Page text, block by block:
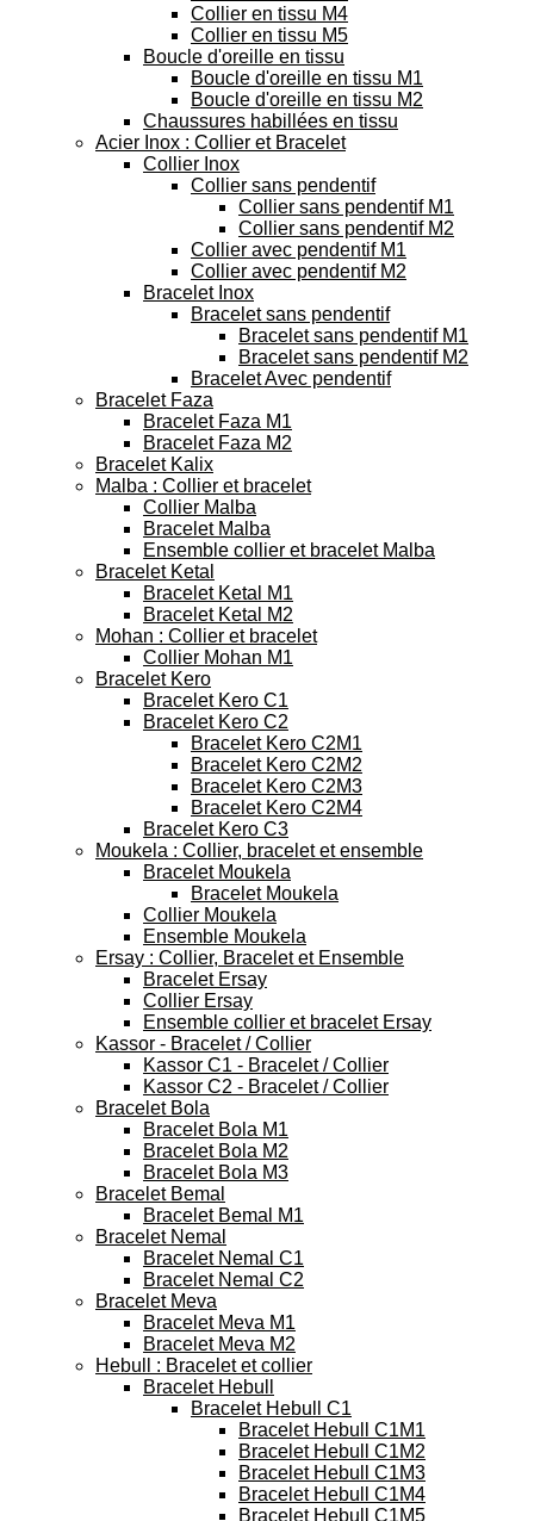
Collier en tissu M4
Collier en tissu M5
Boucle d'oreille en tissu
Boucle d'oreille en tissu M1
Boucle d'oreille en tissu M2
Chaussures habillées en tissu
Acier Inox : Collier et Bracelet
Collier Inox
Collier sans pendentif
Collier sans pendentif M1
Collier sans pendentif M2
Collier avec pendentif M1
Collier avec pendentif M2
Bracelet Inox
Bracelet sans pendentif
Bracelet sans pendentif M1
Bracelet sans pendentif M2
Bracelet Avec pendentif
Bracelet Faza
Bracelet Faza M1
Bracelet Faza M2
Bracelet Kalix
Malba : Collier et bracelet
Collier Malba
Bracelet Malba
Ensemble collier et bracelet Malba
Bracelet Ketal
Bracelet Ketal M1
Bracelet Ketal M2
Mohan : Collier et bracelet
Collier Mohan M1
Bracelet Kero
Bracelet Kero C1
Bracelet Kero C2
Bracelet Kero C2M1
Bracelet Kero C2M2
Bracelet Kero C2M3
Bracelet Kero C2M4
Bracelet Kero C3
Moukela : Collier, bracelet et ensemble
Bracelet Moukela
Bracelet Moukela
Collier Moukela
Ensemble Moukela
Ersay : Collier, Bracelet et Ensemble
Bracelet Ersay
Collier Ersay
Ensemble collier et bracelet Ersay
Kassor - Bracelet / Collier
Kassor C1 - Bracelet / Collier
Kassor C2 - Bracelet / Collier
Bracelet Bola
Bracelet Bola M1
Bracelet Bola M2
Bracelet Bola M3
Bracelet Bemal
Bracelet Bemal M1
Bracelet Nemal
Bracelet Nemal C1
Bracelet Nemal C2
Bracelet Meva
Bracelet Meva M1
Bracelet Meva M2
Hebull : Bracelet et collier
Bracelet Hebull
Bracelet Hebull C1
Bracelet Hebull C1M1
Bracelet Hebull C1M2
Bracelet Hebull C1M3
Bracelet Hebull C1M4
Bracelet Hebull C1M5